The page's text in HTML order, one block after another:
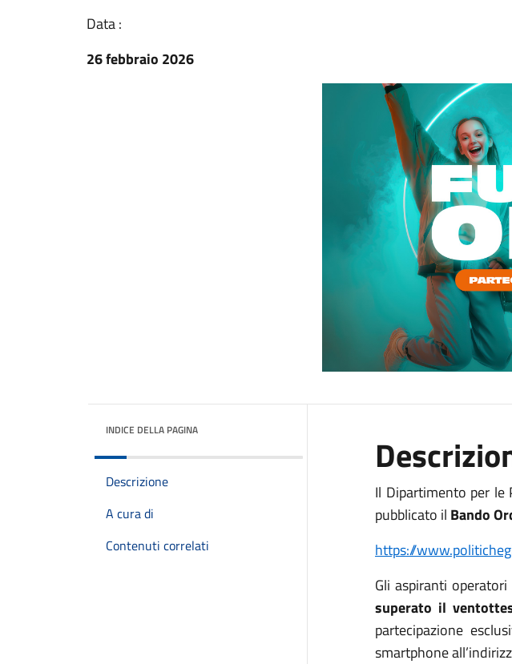
Data :
26 febbraio 2026
INDICE DELLA PAGINA
Descrizione
A cura di
Contenuti correlati
Il Dipartimento per le
pubblicato il Bando
https://
Gli aspiranti
superato il
partecipazione
smartphone